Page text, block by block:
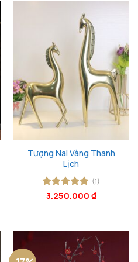
Tượng Nai Vàng Thanh
Lịch
Được xếp
(1)
3.250.000 ₫